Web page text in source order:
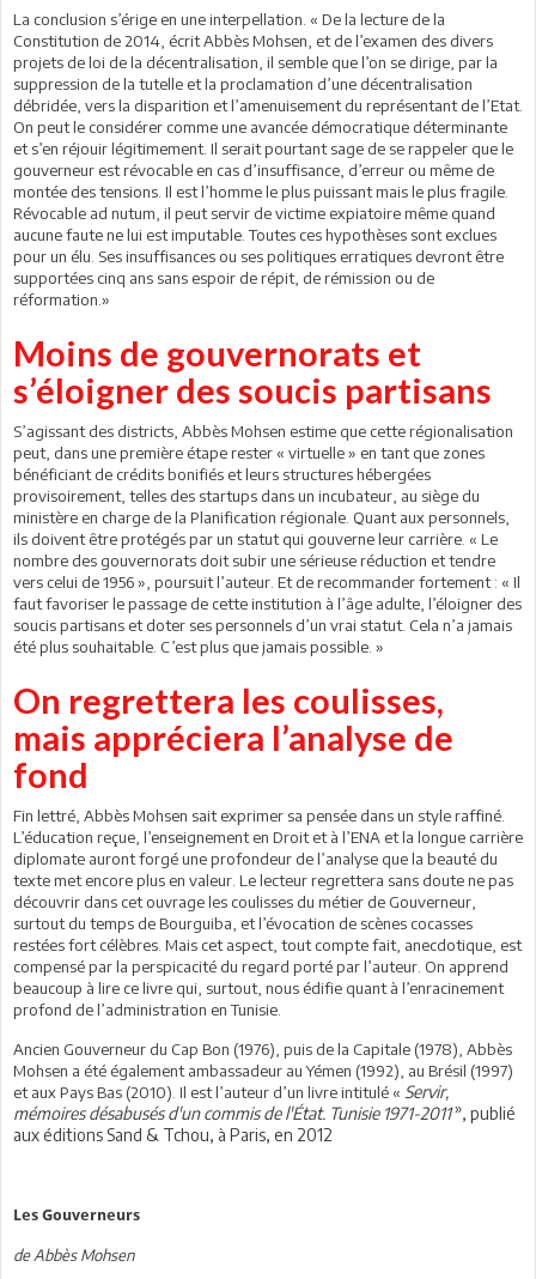
La conclusion s’érige en une interpellation. « De la lecture de la
Constitution de 2014, écrit Abbès Mohsen, et de l’examen des divers
projets de loi de la décentralisation, il semble que l’on se dirige, par la
suppression de la tutelle et la proclamation d’une décentralisation
débridée, vers la disparition et l’amenuisement du représentant de l’Etat.
On peut le considérer comme une avancée démocratique déterminante
et s’en réjouir légitimement. Il serait pourtant sage de se rappeler que le
gouverneur est révocable en cas d’insuffisance, d’erreur ou même de
montée des tensions. Il est l’homme le plus puissant mais le plus fragile.
Révocable ad nutum, il peut servir de victime expiatoire même quand
aucune faute ne lui est imputable. Toutes ces hypothèses sont exclues
pour un élu. Ses insuffisances ou ses politiques erratiques devront être
supportées cinq ans sans espoir de répit, de rémission ou de
réformation.»
Moins de gouvernorats et
s’éloigner des soucis partisans
S’agissant des districts, Abbès Mohsen estime que cette régionalisation
peut, dans une première étape rester « virtuelle » en tant que zones
bénéficiant de crédits bonifiés et leurs structures hébergées
provisoirement, telles des startups dans un incubateur, au siège du
ministère en charge de la Planification régionale. Quant aux personnels,
ils doivent être protégés par un statut qui gouverne leur carrière. « Le
nombre des gouvernorats doit subir une sérieuse réduction et tendre
vers celui de 1956 », poursuit l’auteur. Et de recommander fortement : « Il
faut favoriser le passage de cette institution à l’âge adulte, l’éloigner des
soucis partisans et doter ses personnels d’un vrai statut. Cela n’a jamais
été plus souhaitable. C’est plus que jamais possible. »
On regrettera les coulisses,
mais appréciera l’analyse de
fond
Fin lettré, Abbès Mohsen sait exprimer sa pensée dans un style raffiné.
L’éducation reçue, l’enseignement en Droit et à l’ENA et la longue carrière
diplomate auront forgé une profondeur de l’analyse que la beauté du
texte met encore plus en valeur. Le lecteur regrettera sans doute ne pas
découvrir dans cet ouvrage les coulisses du métier de Gouverneur,
surtout du temps de Bourguiba, et l’évocation de scènes cocasses
restées fort célèbres. Mais cet aspect, tout compte fait, anecdotique, est
compensé par la perspicacité du regard porté par l’auteur. On apprend
beaucoup à lire ce livre qui, surtout, nous édifie quant à l’enracinement
profond de l’administration en Tunisie.
Ancien Gouverneur du Cap Bon (1976), puis de la Capitale (1978), Abbès
Mohsen a été également ambassadeur au Yémen (1992), au Brésil (1997)
et aux Pays Bas (2010). Il est l’auteur d’un livre intitulé « Servir,
mémoires désabusés d'un commis de l'État. Tunisie 1971-2011», publié
aux éditions Sand & Tchou, à Paris, en 2012
Les Gouverneurs
de Abbès Mohsen